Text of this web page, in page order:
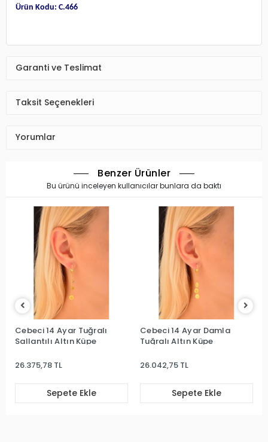
Ürün Kodu: C.466
Garanti ve Teslimat
Taksit Seçenekleri
Yorumlar
Benzer Ürünler
Bu ürünü inceleyen kullanıcılar bunlara da baktı
Cebeci 14 Ayar Tuğralı
Sallantılı Altın Küpe
26.375,78 TL
Sepete Ekle
Cebeci 14 Ayar Damla
Tuğralı Altın Küpe
26.042,75 TL
Sepete Ekle